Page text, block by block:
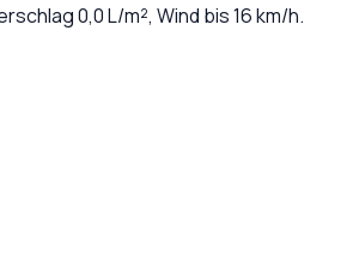
0,0L/m², Wind bis16km/h.